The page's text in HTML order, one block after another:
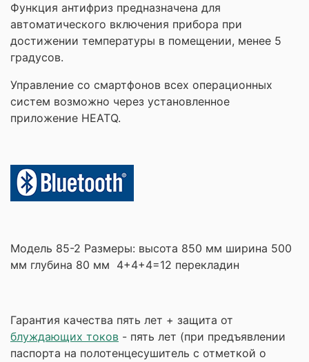
Функция антифриз предназначена для
автоматического включения прибора при
достижении температуры в помещении, менее 5
градусов.
Управление со смартфонов всех операционных
систем возможно через установленное
приложение HEATQ.
Модель 85-2 Размеры: высота 850 мм ширина 500
мм глубина 80 мм 4+4+4=12 перекладин
Гарантия качества пять лет + защита от
блуждающих токов - пять лет (при предъявлении
паспорта на полотенцесушитель с отметкой о